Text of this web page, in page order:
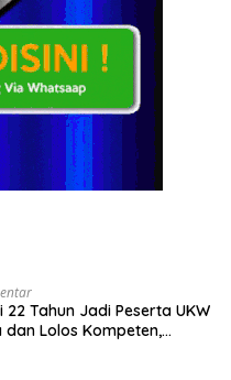
Tahun Jadi Peserta UKW
Lolos Kompeten,